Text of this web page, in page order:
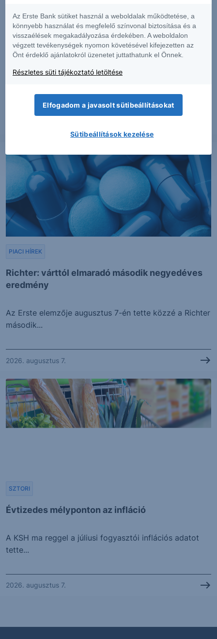
Richter: várttól elmaradó második negyedéves
eredmény
PIACI HÍREK
Az Erste elemzője augusztus 7-én tette közzé a Richter
második...
2026. augusztus 7.
Évtizedes mélyponton az infláció
SZTORI
A KSH ma reggel a júliusi fogyasztói inflációs adatot
tette...
2026. augusztus 7.
Az Erste Bank sütiket használ a weboldalak működtetése, a
könnyebb használat és megfelelő színvonal biztosítása és a
visszaélések megakadályozása érdekében. A weboldalon
végzett tevékenységek nyomon követésével kifejezetten az
Önt érdeklő ajánlatokról üzenetet juttathatunk el Önnek.
Részletes süti tájékoztató letöltése
Elfogadom a javasolt sütibeállításokat
Sütibeállítások kezelése